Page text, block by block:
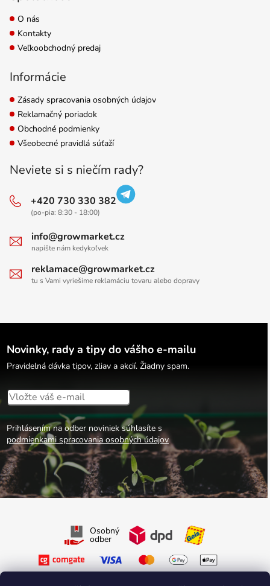
O nás
Kontakty
Veľkoobchodný predaj
Informácie
Zásady spracovania osobných údajov
Reklamačný poriadok
Obchodné podmienky
Všeobecné pravidlá súťaží
Neviete si s niečím rady?
+420 730 330 382
(po-pia: 8:30 - 18:00)
info@growmarket.cz
napíšte nám kedykoľvek
reklamace@growmarket.cz
tu s Vami vyriešime reklamáciu tovaru alebo dopravy
Novinky, rady a tipy do vášho e-mailu
Pravidelná dávka tipov, zliav a akcií. Žiadny spam.
Prihlásením na odber noviniek súhlasíte s
podmienkami spracovania osobných údajov
Osobný
odber